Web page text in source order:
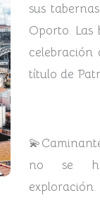
sus
Oporto.
título de
no se